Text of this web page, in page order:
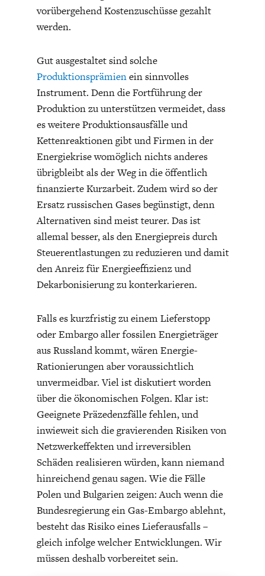
CIRCULAR ECONOMY
UNGLEICHHEIT UND
FACHKRÄFTEMANGEL
ENTWICKLUNGSPOLITIK
EUROPA
FINANZMÄRKTE
vorübergehend Kostenzuschüsse gezahlt
werden.
Gut ausgestaltet sind solche
Produktionsprämienein sinnvolles
Instrument. Denn die Fortführung der
Produktion zu unterstützen vermeidet, dass
es weitere Produktionsausfälle und
Kettenreaktionen gibt und Firmen in der
Energiekrise womöglich nichts anderes
übrigbleibt als der Weg in die öffentlich
finanzierte Kurzarbeit. Zudem wird so der
Ersatz russischen Gases begünstigt, denn
Alternativen sind meist teurer. Das ist
allemal besser, als den Energiepreis durch
Steuerentlastungen zu reduzieren und damit
den Anreiz für Energieeffizienz und
Dekarbonisierung zu konterkarieren.
Falls es kurzfristig zu einem Lieferstopp
oder Embargo aller fossilen Energieträger
aus Russland kommt, wären Energie-
Rationierungen aber voraussichtlich
unvermeidbar. Viel ist diskutiert worden
über die ökonomischen Folgen. Klar ist:
Geeignete Präzedenzfälle fehlen, und
inwieweit sich die gravierenden Risiken von
Netzwerkeffekten und irreversiblen
Schäden realisieren würden, kann niemand
hinreichend genau sagen. Wie die Fälle
Polen und Bulgarien zeigen: Auch wenn die
Bundesregierung ein Gas-Embargo ablehnt,
besteht das Risiko eines Lieferausfalls –
gleich infolge welcher Entwicklungen. Wir
müssen deshalb vorbereitet sein.